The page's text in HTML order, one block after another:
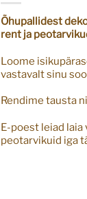
Õhupallidest
rent ja
Loome
vastavalt sinu
Rendime tausta
E-poest leiad laia
peotarvikuid iga